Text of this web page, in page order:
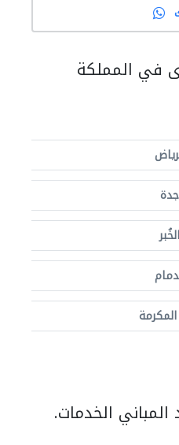
في المملكة
جدة
الخُبر
الخدمات.